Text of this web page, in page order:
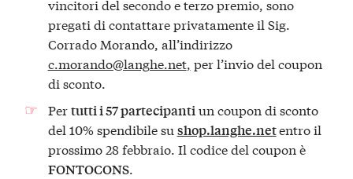
vincitori del secondo e terzo premio, sono
pregati di contattare privatamente il Sig.
Corrado Morando, all’indirizzo
c.morando@langhe.net, per l’invio del coupon
di sconto.
Pertutti i 57 partecipanti un coupon di sconto
del 10% spendibile su shop.langhe.netentro il
prossimo 28 febbraio. Il codice del coupon è
FONTOCONS.